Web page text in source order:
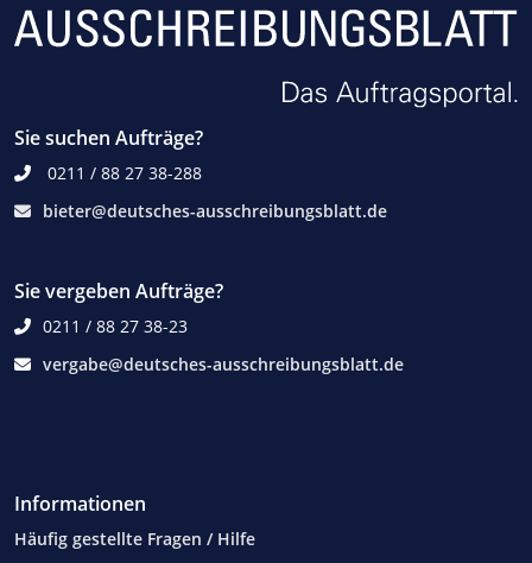
Sie suchen Aufträge?
0211 / 88 27 38-288
bieter@deutsches-ausschreibungsblatt.de
Sie vergeben Aufträge?
0211 / 88 27 38-23
vergabe@deutsches-ausschreibungsblatt.de
Informationen
Häufig gestellte Fragen / Hilfe